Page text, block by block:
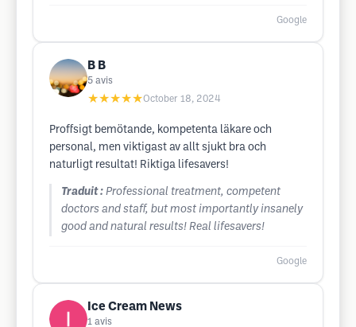
Google
B B
5 avis
★★★★★October 18, 2024
Proffsigt bemötande, kompetenta läkare och
personal, men viktigast av allt sjukt bra och
naturligt resultat! Riktiga lifesavers!
Traduit : Professional treatment, competent
doctors and staff, but most importantly insanely
good and natural results! Real lifesavers!
Google
Ice Cream News
1 avis